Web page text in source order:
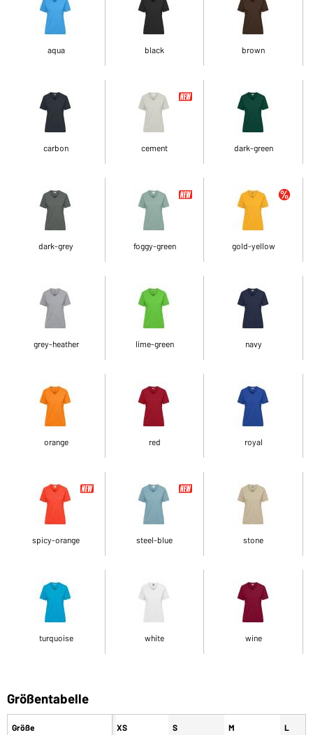
aqua black brown
carbon cement dark-green
dark-grey foggy-green gold-yellow
grey-heather lime-green navy
orange red royal
spicy-orange steel-blue stone
turquoise white wine
Größentabelle
Größe XS S M L